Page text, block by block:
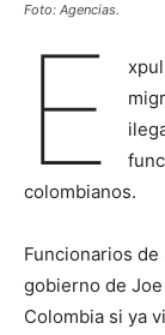
Foto: Agencias.
E
colombianos.
Funcionarios
gobierno de
Colombia si ya